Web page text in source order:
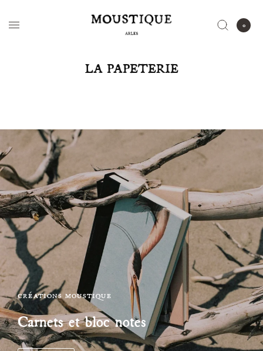
0
LA PAPETERIE
CRÉATIONS MOUSTIQUE
Carnets et bloc notes